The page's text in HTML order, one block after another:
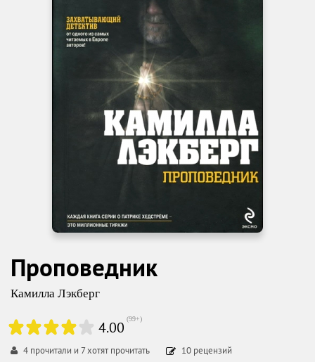
Проповедник
Камилла Лэкберг
4.00 (99+)
4 прочитали и 7хотят прочитать 10 рецензий